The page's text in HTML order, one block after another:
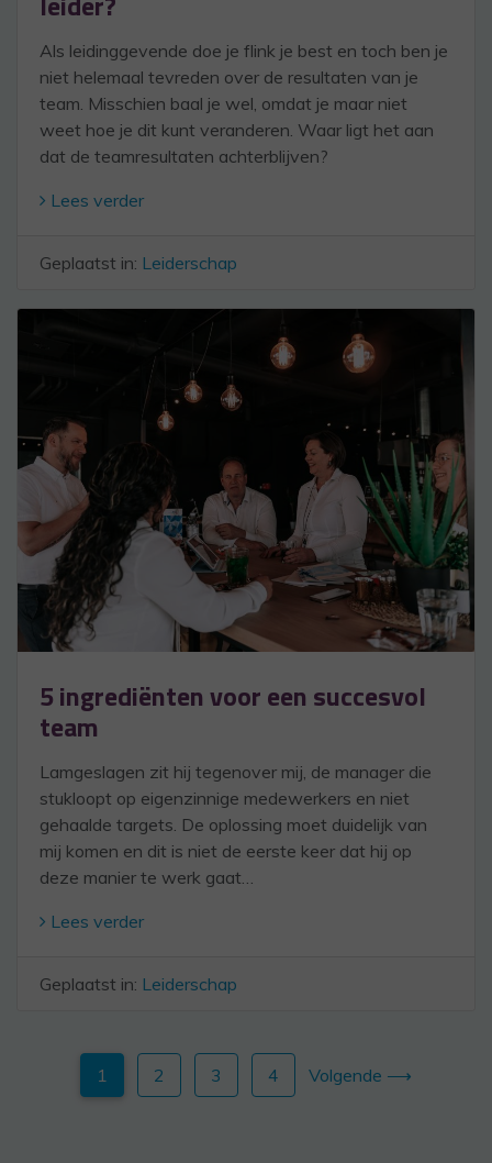
Als leidinggevende doe je flink je best en toch ben je
niet helemaal tevreden over de resultaten van je
team. Misschien baal je wel, omdat je maar niet
weet hoe je dit kunt veranderen. Waar ligt het aan
dat de teamresultaten achterblijven?
Lees verder
Geplaatst in: Leiderschap
5 ingrediënten voor een succesvol
team
Lamgeslagen zit hij tegenover mij, de manager die
stukloopt op eigenzinnige medewerkers en niet
gehaalde targets. De oplossing moet duidelijk van
mij komen en dit is niet de eerste keer dat hij op
deze manier te werk gaat…
Lees verder
Geplaatst in: Leiderschap
1 2 3 4 Volgende ⟶